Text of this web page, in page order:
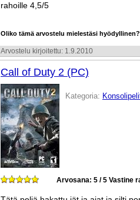
rahoille 4,5/5
Oliko tämä arvostelu mielestäsi hyödyllinen?
Arvostelu kirjoitettu: 1.9.2010
Call of Duty 2 (PC)
Kategoria:
Arvosana: 5 / 5 Vastine